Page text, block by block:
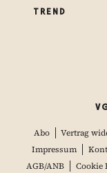
TREND
Abo Vertrag
Impressum
AGB/ANB
Cookie